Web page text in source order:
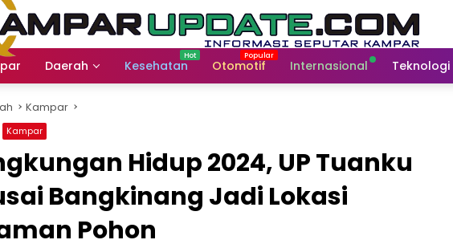
Daerah Kesehatan Otomotif Internasional Teknologi
Kampar
Kampar
Hidup 2024, UP Tuanku
Bangkinang Jadi Lokasi
Pohon